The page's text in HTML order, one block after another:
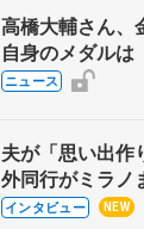
高橋大輔さん
自身のメダル
ス兄弟〟オリン
ニュース
夫が「思い出作
外同行がミラ
クでは不良の
インタビュー NEW